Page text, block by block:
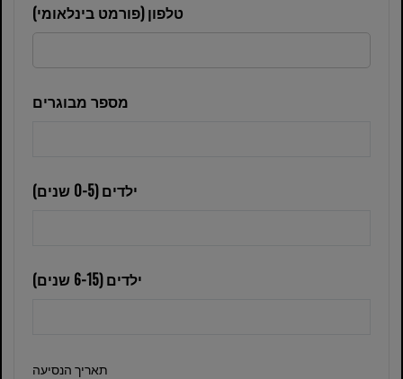
טלפון (פורמט בינלאומי)
מספר מבוגרים
ילדים (0-5 שנים)
ילדים (6-15 שנים)
תאריך הנסיעה